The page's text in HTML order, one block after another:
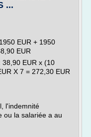
...
EUR + 1950
EUR
38,90 EUR x (10
X 7 = 272,30 EUR
l'indemnité
ou la salariée a au